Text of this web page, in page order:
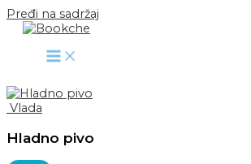
Pređi na sadržaj
Vlada
Hladno pivo